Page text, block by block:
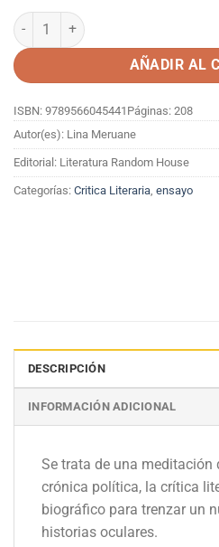
ZONA CIEGA cantidad
AÑADIR AL
ISBN: 9789566045441 Páginas: 208
Autor(es): Lina Meruane
Editorial: Literatura Random House
Categorías: Critica Literaria ensayo
DESCRIPCIÓN
INFORMACIÓN ADICIONAL
Se trata de una meditación
crónica política, la crítica
biográfico para trenzar un
historias oculares.